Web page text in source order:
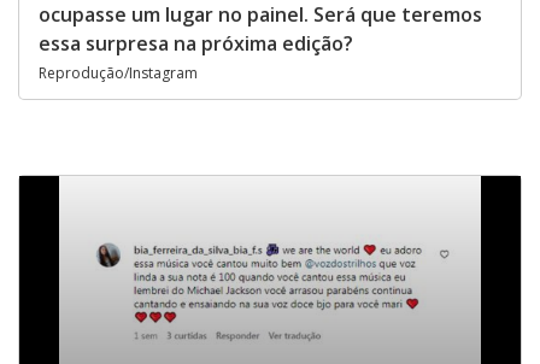
ocupasse um lugar no painel. Será que teremos
essa surpresa na próxima edição?
Reprodução/Instagram